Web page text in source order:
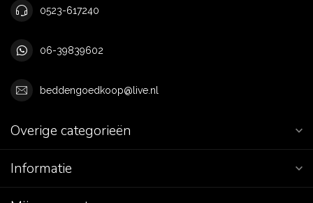
0523-617240
06-39839602
beddengoedkoop@live.nl
Overige categorieën
Informatie